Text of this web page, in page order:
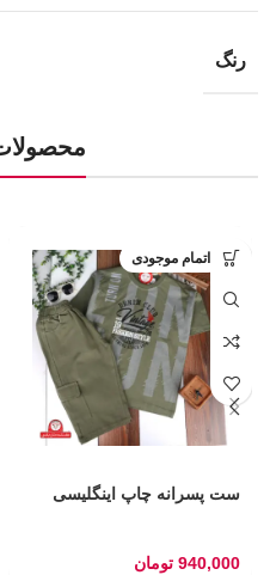
رنگ
اتمام موجودی
ست پسرانه چاپ اینگلیسی
940,000 تومان